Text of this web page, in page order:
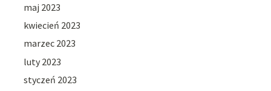
maj 2023
kwiecień 2023
marzec 2023
luty 2023
styczeń 2023